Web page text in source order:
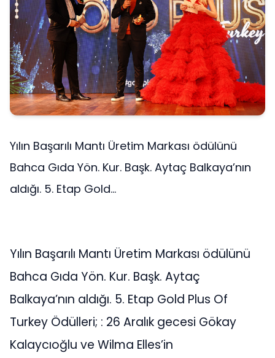
Yılın Başarılı Mantı Üretim Markası ödülünü
Bahca Gıda Yön. Kur. Başk. Aytaç Balkaya’nın
aldığı. 5. Etap Gold...
Yılın Başarılı Mantı Üretim Markası ödülünü
Bahca Gıda Yön. Kur. Başk. Aytaç
Balkaya’nın aldığı. 5. Etap Gold Plus Of
Turkey Ödülleri; : 26 Aralık gecesi Gökay
Kalaycıoğlu ve Wilma Elles’in